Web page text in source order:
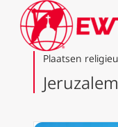
Plaatsen
Jeruzalem